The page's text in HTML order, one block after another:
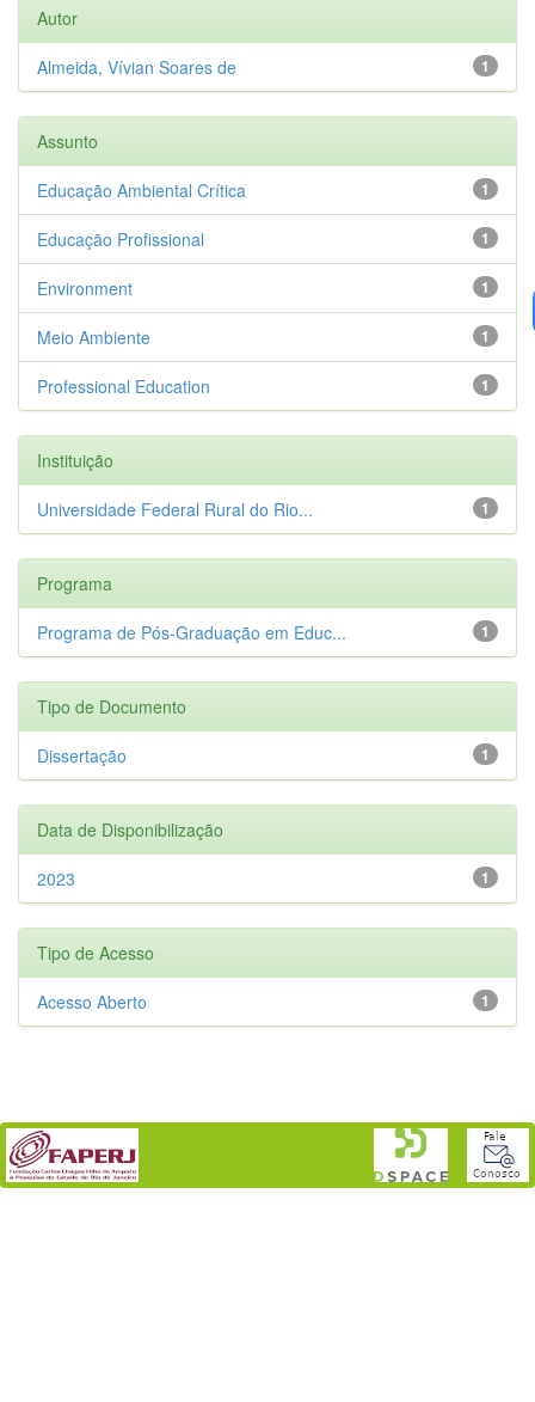
Autor
1
Almeida, Vívian Soares de
Assunto
1
Educação Ambiental Crítica
1
Educação Profissional
1
Environment
1
Meio Ambiente
1
Professional Education
Instituição
1
Universidade Federal Rural do Rio...
Programa
1
Programa de Pós-Graduação em Educ...
Tipo de Documento
1
Dissertação
Data de Disponibilização
1
2023
Tipo de Acesso
1
Acesso Aberto